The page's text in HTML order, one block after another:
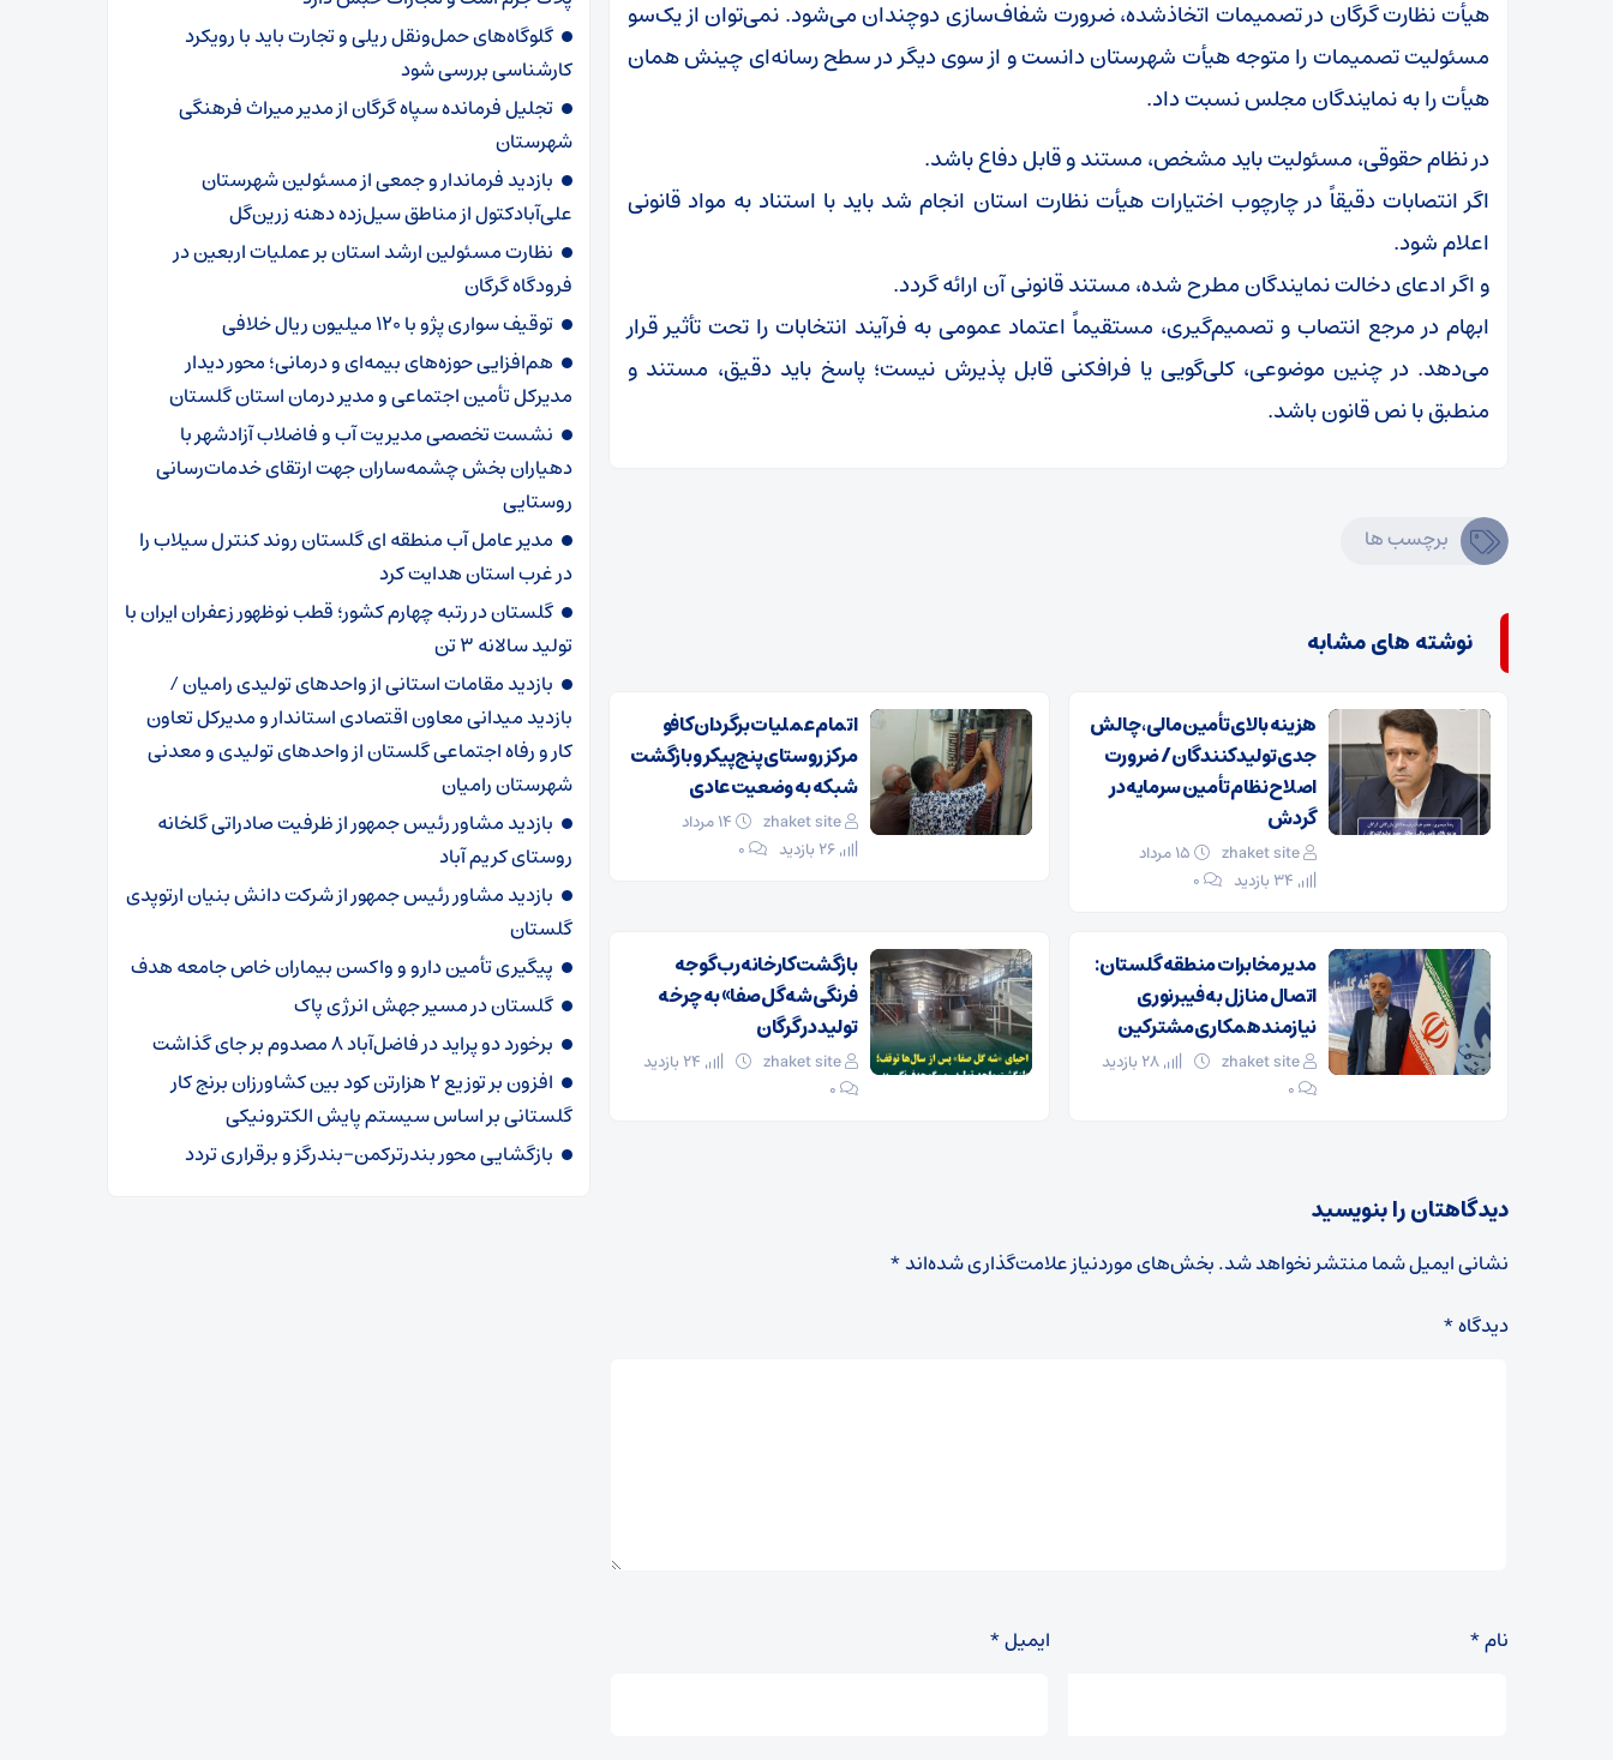
هیأت نظارت گرگان در تصمیمات اتخاذشده، ضرورت شفاف‌سازی دوچندان می‌شود. نمی‌توان از یک‌سو
مسئولیت تصمیمات را متوجه هیأت شهرستان دانست و از سوی دیگر در سطح رسانه‌ای چینش همان
هیأت را به نمایندگان مجلس نسبت داد.
در نظام حقوقی، مسئولیت باید مشخص، مستند و قابل دفاع باشد.
اگر انتصابات دقیقاً در چارچوب اختیارات هیأت نظارت استان انجام شد باید با استناد به مواد قانونی
اعلام شود.
و اگر ادعای دخالت نمایندگان مطرح شده، مستند قانونی آن ارائه گردد.
ابهام در مرجع انتصاب و تصمیم‌گیری، مستقیماً اعتماد عمومی به فرآیند انتخابات را تحت تأثیر قرار
می‌دهد. در چنین موضوعی، کلی‌گویی یا فرافکنی قابل پذیرش نیست؛ پاسخ باید دقیق، مستند و
منطبق با نص قانون باشد.
برچسب ها
نوشته های مشابه
هزینه بالای تأمین مالی، چالش
جدی تولیدکنندگان / ضرورت
اصلاح نظام تأمین سرمایه در
گردش
zhaket site
۰
اتمام عملیات برگردان کافو
مرکز روستای پنج‌پیکر و بازگشت
شبکه به وضعیت عادی
zhaket site
26 بازدید
۰
مدیر مخابرات منطقه گلستان:
اتصال منازل به فیبرنوری
نیازمند همکاری مشترکین
zhaket site
۰
بازگشت کارخانه رب گوجه
فرنگی شه گل صفا» به چرخه
تولید در گرگان
zhaket site
۰
دیدگاهتان را بنویسید
نشانی ایمیل شما منتشر نخواهد شد.بخش‌های موردنیاز علامت‌گذاری شده‌اند*
دیدگاه*
نام* ایمیل*
گلوگاه‌های حمل‌ونقل ریلی و تجارت باید با رویکرد
کارشناسی بررسی شود
تجلیل فرمانده سپاه گرگان از مدیر میراث فرهنگی
شهرستان
بازدید فرماندار و جمعی از مسئولین شهرستان
علی‌آبادکتول از مناطق سیل‌زده دهنه زرین‌گل
نظارت مسئولین ارشد استان بر عملیات اربعین در
فرودگاه گرگان
توقیف سواری پژو با ۱۲۰ میلیون ریال خلافی
هم‌افزایی حوزه‌های بیمه‌ای و درمانی؛ محور دیدار
مدیرکل تأمین اجتماعی و مدیر درمان استان گلستان
نشست تخصصی مدیریت آب و فاضلاب آزادشهر با
دهیاران بخش چشمه‌ساران جهت ارتقای خدمات‌رسانی
روستایی
مدیر عامل آب منطقه ای گلستان روند کنترل سیلاب را
در غرب استان هدایت کرد
گلستان در رتبه چهارم کشور؛ قطب نوظهور زعفران ایران با
تولید سالانه ۳ تن
بازدید مقامات استانی از واحدهای تولیدی رامیان /
بازدید میدانی معاون اقتصادی استاندار و مدیرکل تعاون
کار و رفاه اجتماعی گلستان از واحدهای تولیدی و معدنی
شهرستان رامیان
بازدید مشاور رئیس جمهور از ظرفیت صادراتی گلخانه
روستای کریم آباد
بازدید مشاور رئیس جمهور از شرکت دانش بنیان ارتوپدی
گلستان
پیگیری تأمین دارو و واکسن بیماران خاص جامعه هدف
گلستان در مسیر جهش انرژی پاک
برخورد دو پراید در فاضل‌آباد ۸ مصدوم بر جای گذاشت
افزون بر توزیع ۲ هزارتن کود بین کشاورزان برنج کار
گلستانی بر اساس سیستم پایش الکترونیکی
بازگشایی محور بندرترکمن–بندرگز و برقراری تردد